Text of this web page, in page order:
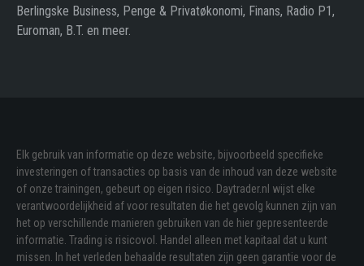
Berlingske Business, Penge & Privatøkonomi, Finans, Radio P1,
Euroman, B.T. en meer.
Elk gebruik van informatie op deze website, bijvoorbeeld specifieke
investeringen of transacties op basis van de inhoud van deze website
of onze trainingen, gebeurt op eigen risico. Daytrader.nl wijst elke
verantwoordelijkheid af voor resultaten die het gevolg kunnen zijn van
het op verschillende manieren gebruiken van de hier gepresenteerde
informatie. Trading is risicovol. Handel alleen met kapitaal dat u kunt
missen. In het verleden behaalde resultaten zijn geen garantie voor de